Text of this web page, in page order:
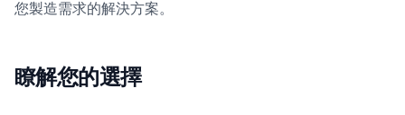
您製造需求的解決方案。
瞭解您的選擇